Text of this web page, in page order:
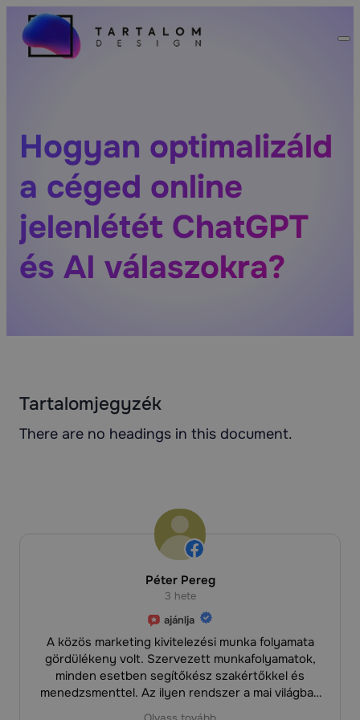
Hogyan optimalizáld
a céged online
jelenlétét ChatGPT
és AI válaszokra?
Tartalomjegyzék
There are no headings in this document.
Péter Pereg
3 hete
ajánlja
A közös marketing kivitelezési munka folyamata
gördülékeny volt. Szervezett munkafolyamatok,
minden esetben segítőkész szakértőkkel és
menedzsmenttel. Az ilyen rendszer a mai világban
egyszerűen arany. A marketing weboldal